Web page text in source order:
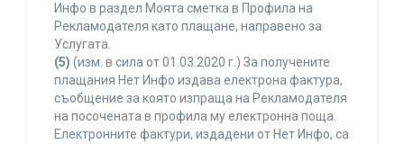
Инфо в раздел Моята сметка в Профила на
Рекламодателя като плащане, направено за
Услугата.
(5) (изм. в сила от 01.03.2020 г.) За получените
плащания Нет Инфо издава електрона фактура,
съобщение за която изпраща на Рекламодателя
на посочената в профила му електронна поща.
Електронните фактури, издадени от Нет Инфо, са